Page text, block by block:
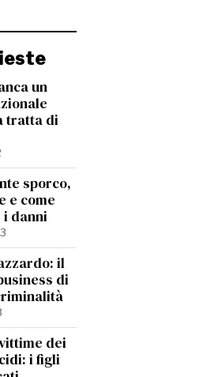
un
tratta di
sporco,
e come
danni
il
di
dei
i figli